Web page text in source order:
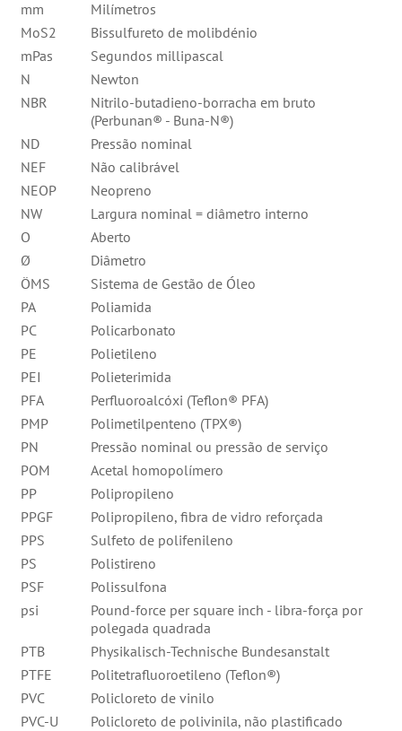
mm
Milímetros
MoS2
Bissulfureto de molibdénio
mPas
Segundos millipascal
N
Newton
NBR
Nitrilo-butadieno-borracha em bruto
(Perbunan® - Buna-N®)
ND
Pressão nominal
NEF
Não calibrável
NEOP
Neopreno
NW
Largura nominal = diâmetro interno
O
Aberto
Ø
Diâmetro
ÖMS
Sistema de Gestão de Óleo
PA
Poliamida
PC
Policarbonato
PE
Polietileno
PEI
Polieterimida
PFA
Perfluoroalcóxi (Teflon® PFA)
PMP
Polimetilpenteno (TPX®)
PN
Pressão nominal ou pressão de serviço
POM
Acetal homopolímero
PP
Polipropileno
PPGF
Polipropileno, fibra de vidro reforçada
PPS
Sulfeto de polifenileno
PS
Polistireno
PSF
Polissulfona
psi
Pound-force per square inch - libra-força por
polegada quadrada
PTB
Physikalisch-Technische Bundesanstalt
PTFE
Politetrafluoroetileno (Teflon®)
PVC
Policloreto de vinilo
PVC-U
Policloreto de polivinila, não plastificado